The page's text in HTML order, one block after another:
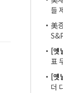
들
美
[옛
표
보
[옛
더